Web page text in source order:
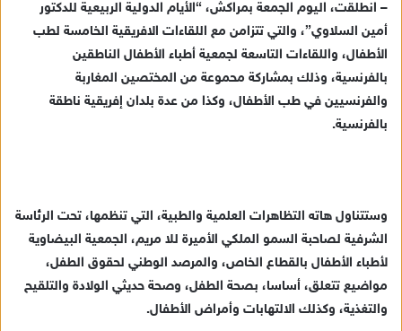
ي
د
ت
ر
و
– انطلقت، اليوم الجمعة بمراكش، “الأيام الدولية الربيعية للدكتور
أمين السلاوي”، والتي تتزامن مع اللقاءات الافريقية الخامسة لطب
الأطفال، واللقاءات التاسعة لجمعية أطباء الأطفال الناطقين
بالفرنسية، وذلك بمشاركة محموعة من المختصين المغاربة
والفرنسيين في طب الأطفال، وكذا من عدة بلدان إفريقية ناطقة
بالفرنسية.
وستتناول هاته التظاهرات العلمية والطبية، التي تنظمها، تحت الرئاسة
الشرفية لصاحبة السمو الملكي الأميرة للا مريم، الجمعية البيضاوية
لأطباء الأطفال بالقطاع الخاص، والمرصد الوطني لحقوق الطفل،
مواضيع تتعلق، أساسا، بصحة الطفل، وصحة حديثي الولادة والتلقيح
والتغذية، وكذلك الالتهابات وأمراض الأطفال.